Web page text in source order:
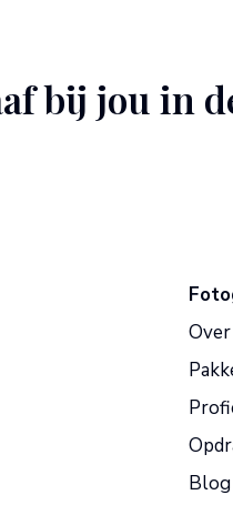
bij jou in
Blog